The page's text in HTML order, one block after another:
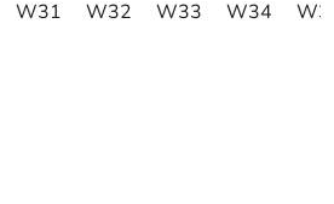
W31 W32 W33 W34